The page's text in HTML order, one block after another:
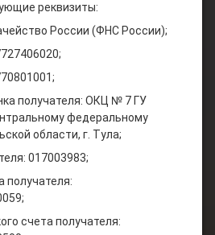
реквизиты:
России (ФНС России);
получателя: ОКЦ № 7 ГУ
федеральному
области, г. Тула;
017003983;
получателя:
счета получателя: